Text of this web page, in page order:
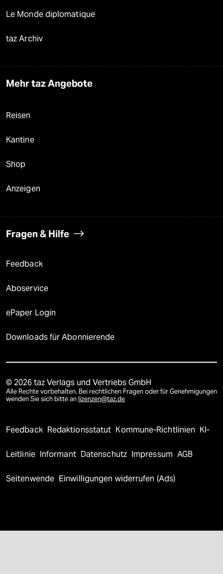
Le Monde diplomatique
taz Archiv
Mehr taz Angebote
Reisen
Kantine
Shop
Anzeigen
Fragen & Hilfe
Feedback
Aboservice
ePaper Login
Downloads für Abonnierende
© 2026 taz Verlags und Vertriebs GmbH
Alle Rechte vorbehalten. Bei rechtlichen Fragen oder für Genehmigungen
wenden Sie sich bitte an lizenzen@taz.de
Feedback Redaktionsstatut Kommune-Richtlinien KI-
Leitlinie Informant Datenschutz Impressum AGB
Seitenwende Einwilligungen widerrufen (Ads)